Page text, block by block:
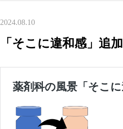
2024.08.10
「そこに違和感」追加